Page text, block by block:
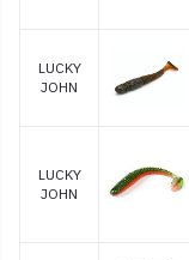
LUCKY
JOHN
LUCKY
JOHN